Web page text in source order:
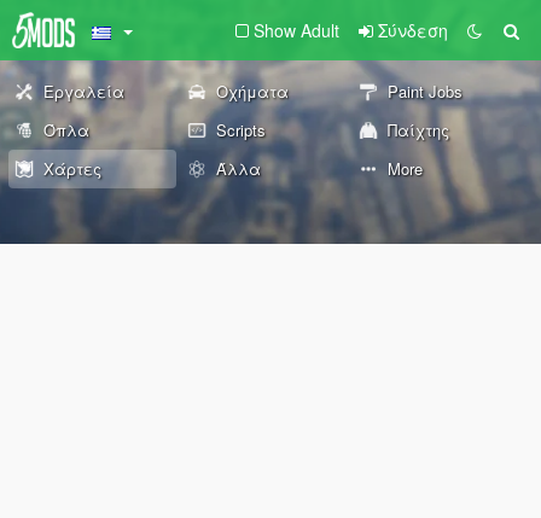
Show Adult Σύνδεση
Εργαλεία Οχήματα
Paint Jobs
Όπλα
Scripts
Παίχτης
Χάρτες
Άλλα More